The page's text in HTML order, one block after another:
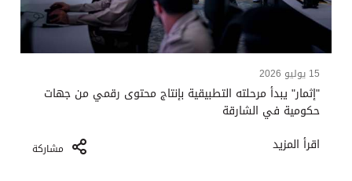
15 يوليو 2026
"إثمار" يبدأ مرحلته التطبيقية بإنتاج محتوى رقمي من جهات
حكومية في الشارقة
اقرأ المزيد
مشاركة